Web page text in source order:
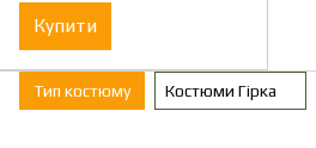
Купити
Тип костюму Костюми Гірка